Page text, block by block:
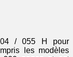
/ 055 H pour
les modèles